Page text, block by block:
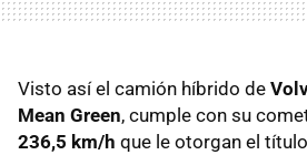
Visto así el camión híbrido de
Mean Green, cumple con su
236,5 km/h que le otorgan el